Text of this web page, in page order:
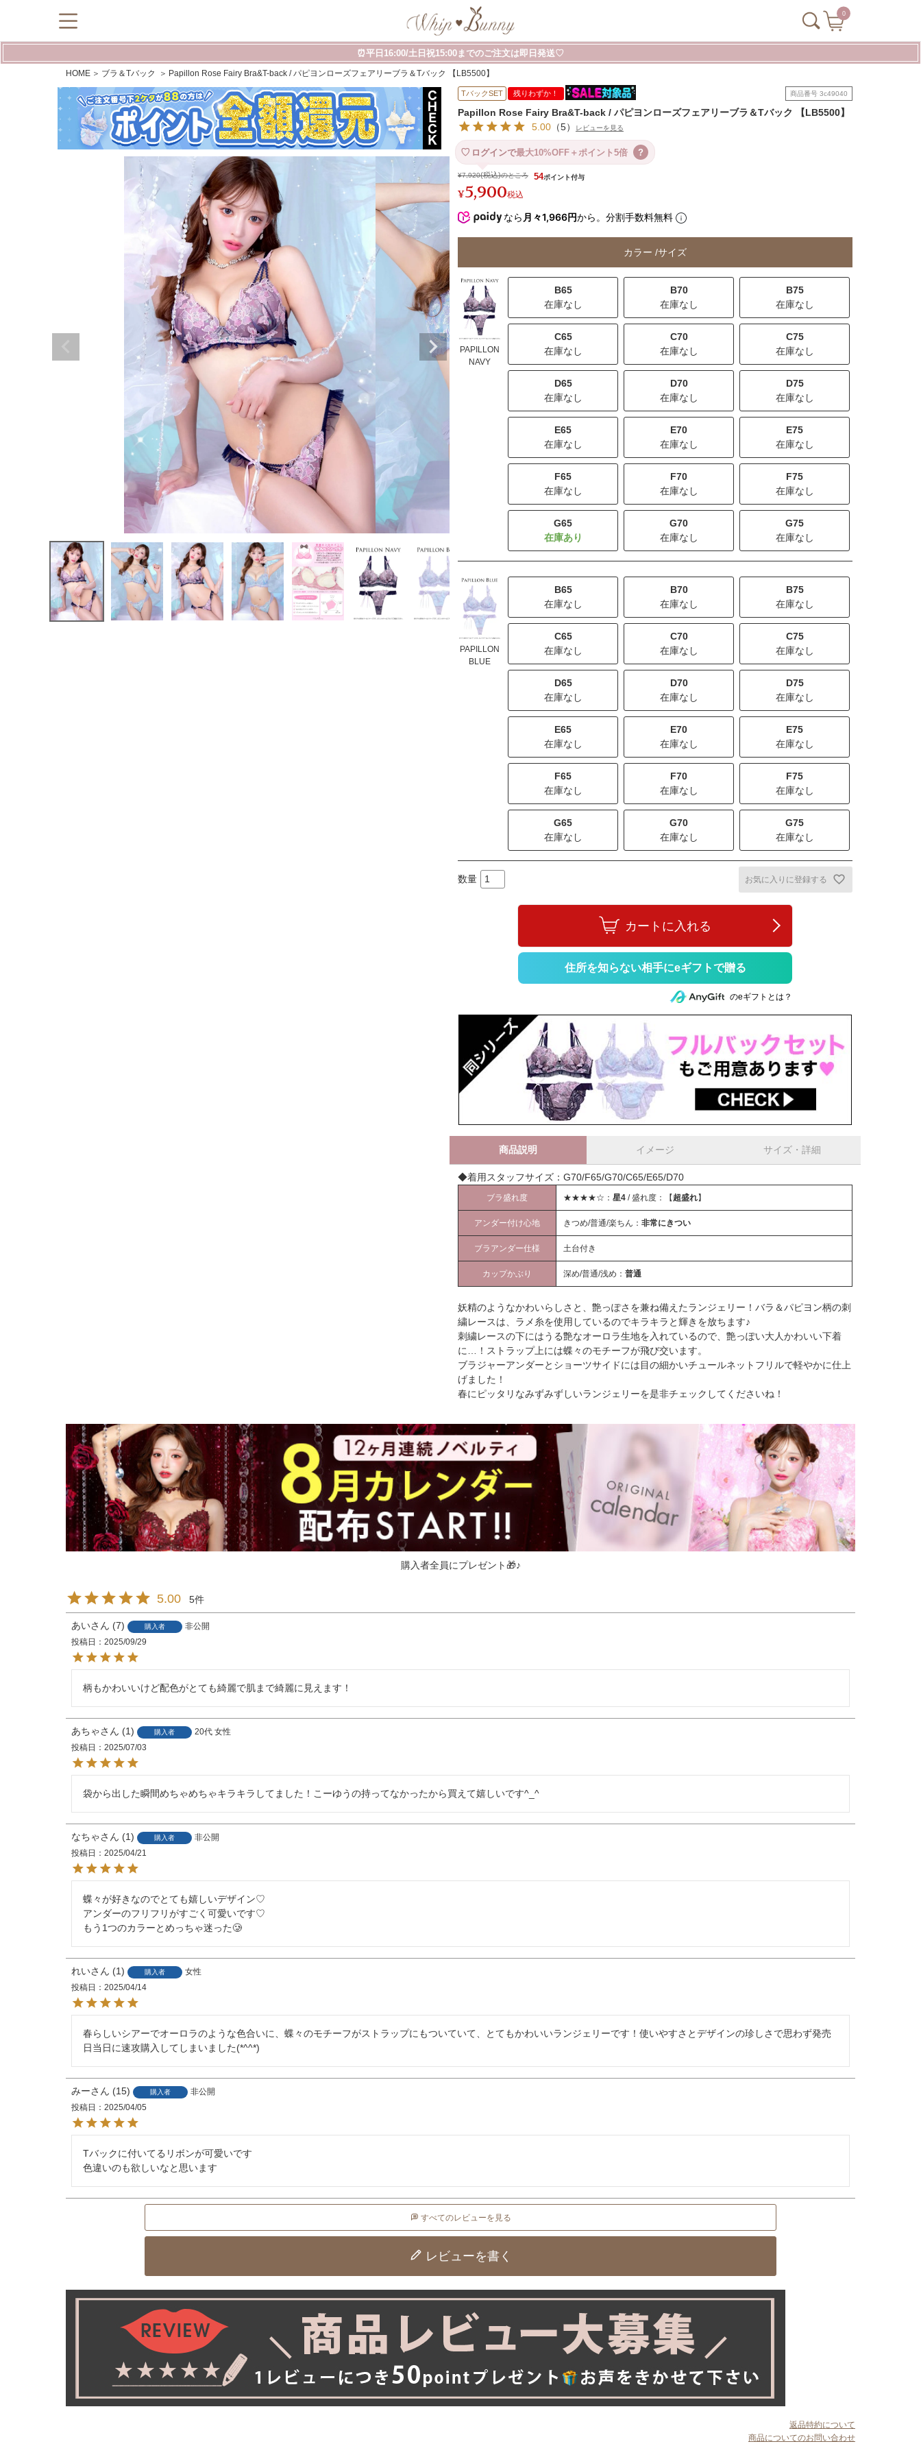
0
⏰平日16:00/土日祝15:00までのご注文は即日発送♡
HOME ブラ＆Tバック Papillon Rose Fairy Bra&T-back / パピヨンローズフェアリーブラ＆Tバック 【LB5500】
TバックSET 残りわずか！ 商品番号 3c49040
Papillon Rose Fairy Bra&T-back / パピヨンローズフェアリーブラ＆Tバック 【LB5500】
5.00 （5） レビューを見る
ログインで最大10%OFF＋ポイント5倍 ?
¥7,920 のところ
¥5,900税込
54
なら 月々1,966円から。分割手数料無料
カラー サイズ
PAPILLON
NAVY
B65
在庫なし
B70
在庫なし
B75
在庫なし
C65
在庫なし
C70
在庫なし
C75
在庫なし
D65
在庫なし
D70
在庫なし
D75
在庫なし
E65
在庫なし
E70
在庫なし
E75
在庫なし
F65
在庫なし
F70
在庫なし
F75
在庫なし
G65
G70
在庫なし
G75
在庫なし
PAPILLON
BLUE
B65
在庫なし
B70
在庫なし
B75
在庫なし
C65
在庫なし
C70
在庫なし
C75
在庫なし
D65
在庫なし
D70
在庫なし
D75
在庫なし
E65
在庫なし
E70
在庫なし
E75
在庫なし
F65
在庫なし
F70
在庫なし
F75
在庫なし
G65
在庫なし
G70
在庫なし
G75
在庫なし
お気に入りに登録する
カートに入れる
住所を知らない相手にeギフトで贈る
のeギフトとは？
商品説明 イメージ サイズ・詳細
◆着用スタッフサイズ：G70/F65/G70/C65/E65/D70
ブラ盛れ度 ★★★★☆： 星4/ 盛れ度：【超盛れ】
アンダー付け心地 きつめ/普通/楽ちん： 非常にきつい
ブラアンダー仕様 土台付き
カップかぶり 深め/普通/浅め： 普通
妖精のようなかわいらしさと、艶っぽさを兼ね備えたランジェリー！バラ＆パピヨン柄の刺
繍レースは、ラメ糸を使用しているのでキラキラと輝きを放ちます♪
刺繍レースの下にはうる艶なオーロラ生地を入れているので、艶っぽい大人かわいい下着
に…！ストラップ上には蝶々のモチーフが飛び交います。
ブラジャーアンダーとショーツサイドには目の細かいチュールネットフリルで軽やかに仕上
げました！
春にピッタリなみずみずしいランジェリーを是非チェックしてくださいね！
購入者全員にプレゼント🎁♪
5.00 5
あい 7 購入者
非公開
投稿日
2025/09/29
柄もかわいいけど配色がとても綺麗で肌まで綺麗に見えます！
あちゃ 1 購入者 20代 女性
投稿日
2025/07/03
袋から出した瞬間めちゃめちゃキラキラしてました！こーゆうの持ってなかったから買えて嬉しいです︎^_^
なちゃ 1 購入者
非公開
投稿日
2025/04/21
蝶々が好きなのでとても嬉しいデザイン♡
アンダーのフリフリがすごく可愛いです♡
もう1つのカラーとめっちゃ迷った🥲
れい 1 購入者
女性
投稿日
2025/04/14
春らしいシアーでオーロラのような色合いに、蝶々のモチーフがストラップにもついていて、とてもかわいいランジェリーです！使いやすさとデザインの珍しさで思わず発売
日当日に速攻購入してしまいました(*^^*)
みー 15 購入者
非公開
投稿日
2025/04/05
Tバックに付いてるリボンが可愛いです
すべてのレビューを見る
レビューを書く
返品特約について
商品についてのお問い合わせ